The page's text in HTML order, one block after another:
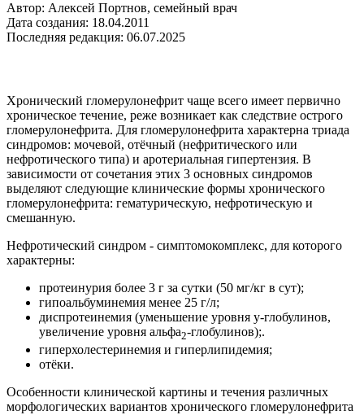
Автор: Алексей Портнов, семейный врач
Дата создания: 18.04.2011
Последняя редакция: 06.07.2025
Хронический гломерулонефрит чаще всего имеет первично
хроническое течение, реже возникает как следствие острого
гломерулонефрита. Для гломерулонефрита характерна триада
синдромов: мочевой, отёчный (нефритического или
нефротического типа) и аротериальная гипертензия. В
зависимости от сочетания этих 3 основных синдромов
выделяют следующие клинические формы хронического
гломерулонефрита: гематурическую, нефротическую и
смешанную.
Нефротический синдром - симптомокомплекс, для которого
характерны:
протеинурия более 3 г за сутки (50 мг/кг в сут);
гипоальбуминемия менее 25 г/л;
диспротеинемия (уменьшение уровня у-глобулинов,
увеличение уровня альфа2-глобулинов);.
гиперхолестеринемия и гиперлипидемия;
отёки.
Особенности клинической картины и течения различных
морфологических вариантов хронического гломерулонефрита